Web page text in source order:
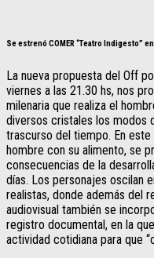
Se estrenó COMER “Teatro Indigesto”
La nueva propuesta del Off
viernes a las 21.30 hs, nos
milenaria que realiza el
diversos cristales los modos
trascurso del tiempo. En
hombre con su alimento, se
consecuencias de la
días. Los personajes oscilan
realistas, donde además del
audiovisual también se
registro documental, en la
actividad cotidiana para que